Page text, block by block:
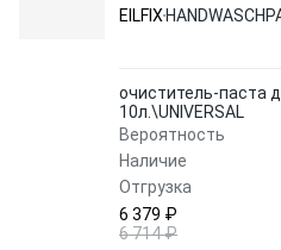
EILFIX
очиститель-паста
10л.\UNIVERSAL
Вероятность
Наличие
Отгрузка
6 379 ₽
6 714 ₽